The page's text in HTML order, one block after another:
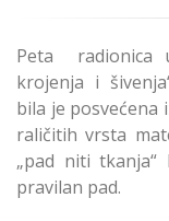
Peta radionica
krojenja i
bila je posvećena
raličitih vrsta
„pad niti
pravilan pad.